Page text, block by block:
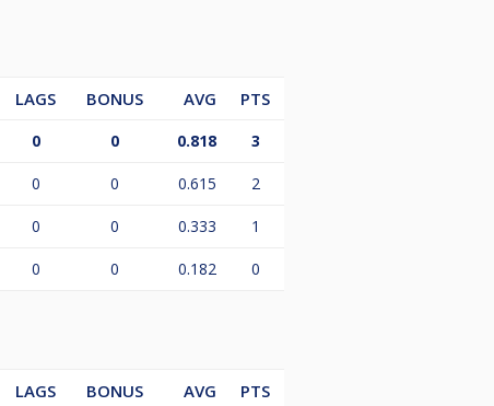
LAGS BONUS AVG
PTS
0 0 0.818 3
0 0 0.615 2
0 0 0.333 1
0 0 0.182 0
LAGS BONUS AVG PTS